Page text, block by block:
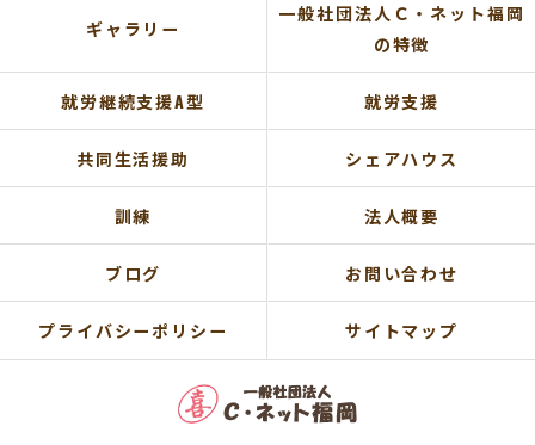
ギャラリー
一般社団法人Ｃ・ネット福岡
の特徴
就労継続支援A型 就労支援
共同生活援助 シェアハウス
訓練 法人概要
ブログ お問い合わせ
プライバシーポリシー サイトマップ